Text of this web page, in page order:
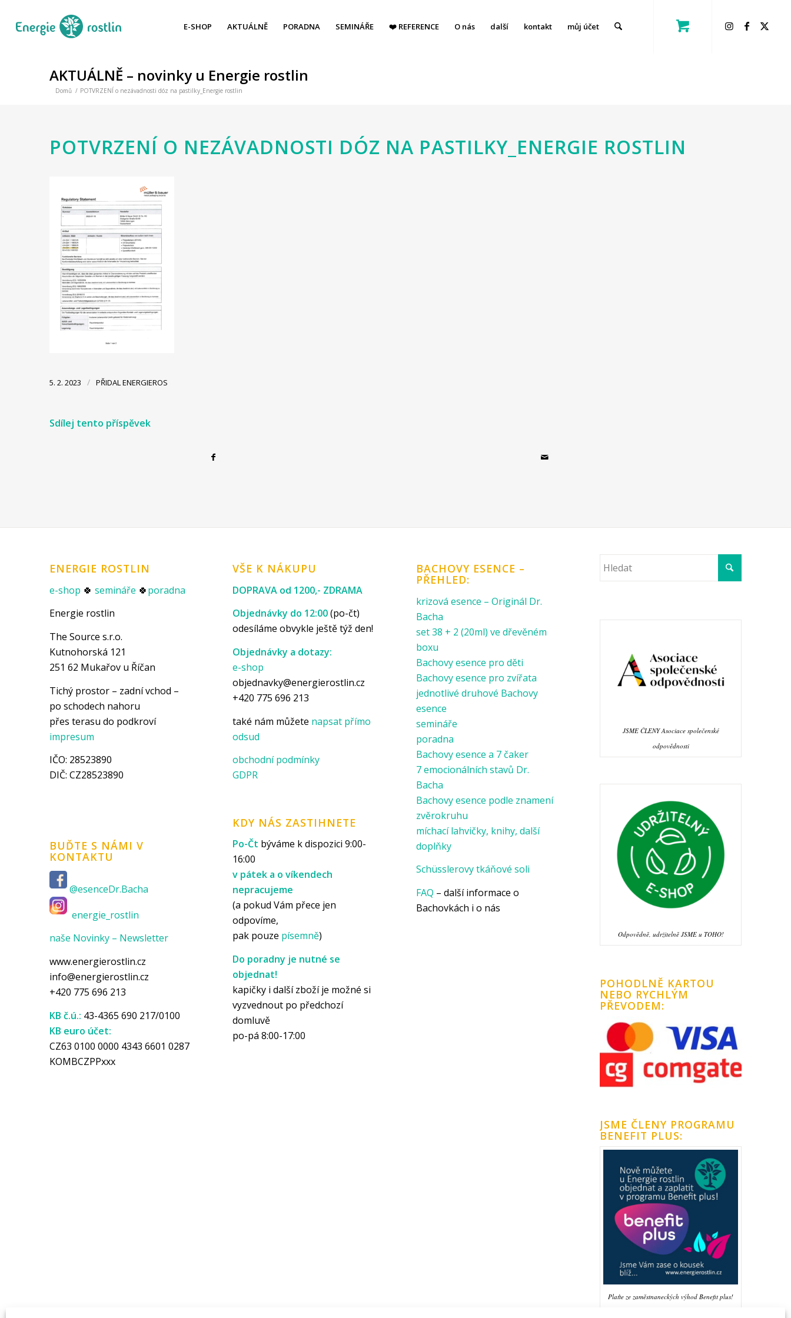
E-SHOP AKTUÁLNĚ PORADNA SEMINÁŘE ❤️ REFERENCE O nás další kontakt můj účet
AKTUÁLNĚ – novinky u Energie rostlin
Domů / POTVRZENÍ o nezávadnosti dóz na pastilky_Energie rostlin
POTVRZENÍ O NEZÁVADNOSTI DÓZ NA PASTILKY_ENERGIE ROSTLIN
5. 2. 2023 / PŘIDALENERGIEROS
Sdílej tento příspěvek
ENERGIE ROSTLIN
e-shop 🍀 semináře 🍀poradna
Energie rostlin
The Source s.r.o.
Kutnohorská 121
251 62 Mukařov u Říčan
Tichý prostor – zadní vchod –
po schodech nahoru
přes terasu do podkroví
impresum
IČO: 28523890
DIČ: CZ28523890
BUĎTE S NÁMI V
KONTAKTU
@esenceDr.Bacha
energie_rostlin
naše Novinky – Newsletter
www.energierostlin.cz
info@energierostlin.cz
+420 775 696 213
KB č.ú.: 43-4365 690 217/0100
KB euro účet:
CZ63 0100 0000 4343 6601 0287
KOMBCZPPxxx
VŠE K NÁKUPU
DOPRAVA od 1200,- ZDRAMA
Objednávky do 12:00(po-čt)
odesíláme obvykle ještě týž den!
Objednávky a dotazy:
e-shop
objednavky@energierostlin.cz
+420 775 696 213
také nám můžete napsat přímo
odsud
obchodní podmínky
GDPR
KDY NÁS ZASTIHNETE
Po-Čt býváme k dispozici 9:00-
16:00
v pátek a o víkendech
nepracujeme
(a pokud Vám přece jen
odpovíme,
pak pouze písemně)
Do poradny je nutné se
objednat!
kapičky i další zboží je možné si
vyzvednout po předchozí
domluvě
po-pá 8:00-17:00
BACHOVY ESENCE –
PŘEHLED:
krizová esence – Originál Dr.
Bacha
set 38 + 2 (20ml) ve dřevěném
boxu
Bachovy esence pro děti
Bachovy esence pro zvířata
jednotlivé druhové Bachovy
esence
semináře
poradna
Bachovy esence a 7 čaker
7 emocionálních stavů Dr.
Bacha
Bachovy esence podle znamení
zvěrokruhu
míchací lahvičky, knihy, další
doplňky
Schüsslerovy tkáňové soli
FAQ – další informace o
Bachovkách i o nás
JSME ČLENY Asociace společenské
odpovědnosti
Odpovědně, udržitelně JSME u TOHO!
POHODLNĚ KARTOU
NEBO RYCHLÝM
PŘEVODEM:
JSME ČLENY PROGRAMU
BENEFIT PLUS:
Plaťte ze zaměstnaneckých výhod Benefit plus!